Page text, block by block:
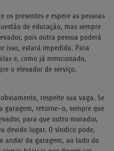
os presentes e espere as pessoas
de educação, mas sempre
pois outra pessoa poderá
isso, estará impedida. Para
e, como já mencionado,
o elevador de serviço.
respeite sua vaga. Se
garagem, retorne-o, sempre que
para que outro morador,
devido lugar. O síndico pode,
andar da garagem, ao lado do